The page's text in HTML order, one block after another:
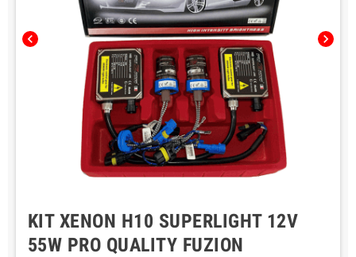
chevron_left chevron_right
KIT XENON H10 SUPERLIGHT 12V
55W PRO QUALITY FUZION